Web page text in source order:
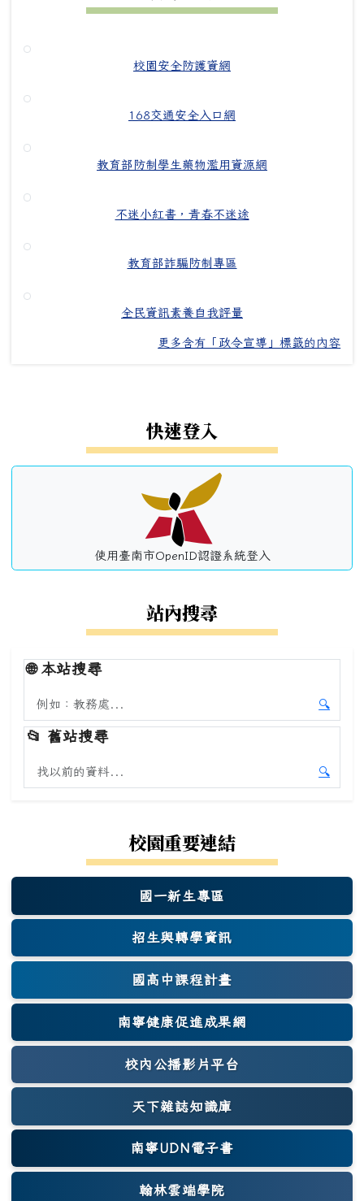
校園安全防護資網
168交通安全入口網
教育部防制學生藥物濫用資源網
不迷小紅書，青春不迷途
教育部詐騙防制專區
全民資訊素養自我評量
更多含有「政令宣導」標籤的內容
快速登入
使用臺南市OpenID認證系統登入
站內搜尋
🌐本站搜尋
搜尋本站內容
🔍
開始本
📂 舊站搜尋
搜尋舊站內容
🔍
開始舊
校園重要連結
國一新生專區
(另開新視窗)
招生與轉學資訊
國高中課程計畫
南寧健康促進成果網
(另開新視窗)
校內公播影片平台
天下雜誌知識庫
(另開新視窗)
南寧UDN電子書
翰林雲端學院